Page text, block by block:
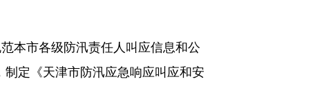
本市各级防汛责任人叫应信息和公
制定《天津市防汛应急响应叫应和安